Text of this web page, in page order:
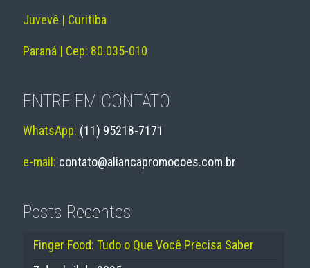
Juvevê | Curitiba
Paraná | Cep: 80.035-010
ENTRE EM CONTATO
WhatsApp: (11) 95218-7171
e-mail: contato@aliancapromocoes.com.br
Posts Recentes
Finger Food: Tudo o Que Você Precisa Saber